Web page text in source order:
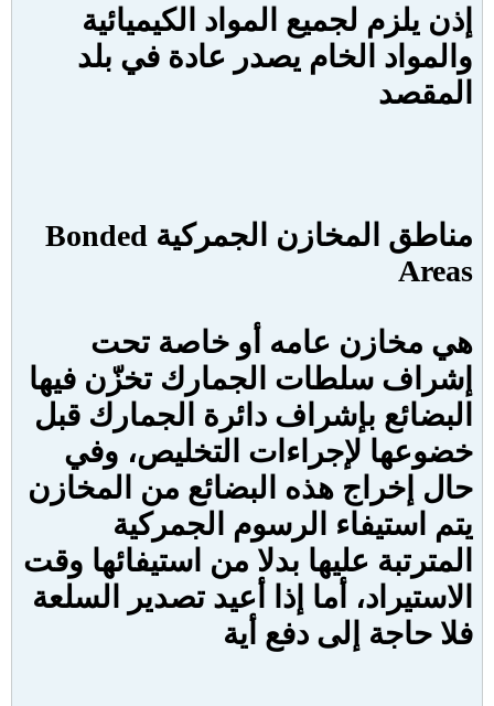
إذن يلزم لجميع المواد الكيميائية
والمواد الخام يصدر عادة في بلد
المقصد
مناطق المخازن الجمركية Bonded
Areas
هي مخازن عامه أو خاصة تحت
إشراف سلطات الجمارك تخزّن فيها
البضائع بإشراف دائرة الجمارك قبل
خضوعها لإجراءات التخليص، وفي
حال إخراج هذه البضائع من المخازن
يتم استيفاء الرسوم الجمركية
المترتبة عليها بدلا من استيفائها وقت
الاستيراد، أما إذا أعيد تصدير السلعة
فلا حاجة إلى دفع أية